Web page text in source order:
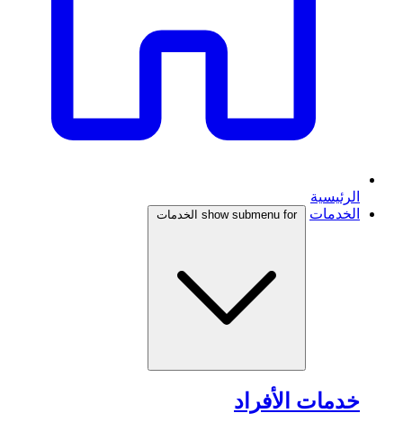
الرئيسية
الخدمات
show submenu for الخدمات
خدمات الأفراد